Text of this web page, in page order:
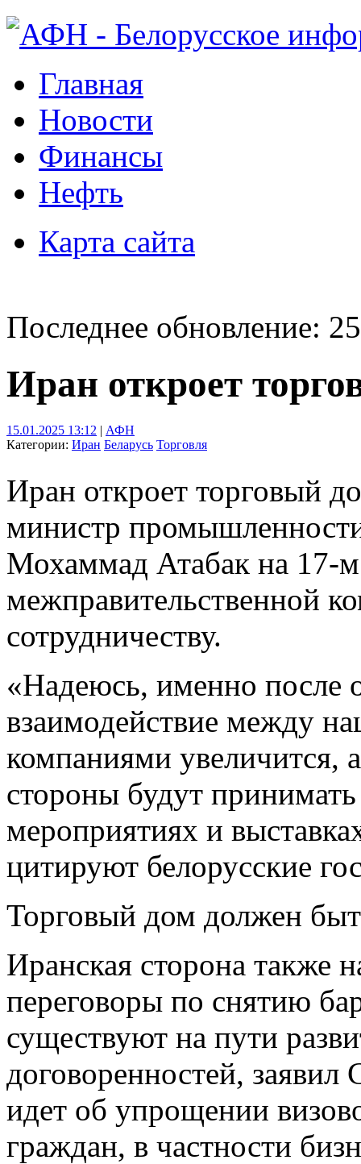
Главная
Новости
Финансы
Нефть
Карта сайта
Последнее обновление:
Иран откроет
15.01.2025 13:12 | АФН
Категории: Иран Беларусь Торговля
Иран откроет торговый
министр
Мохаммад Атабак на 17-м
межправительственной
сотрудничеству.
«Надеюсь, именно после
взаимодействие между
компаниями увеличится,
стороны будут
мероприятиях и
цитируют белорусские
Торговый дом должен
Иранская сторона также
переговоры по снятию
существуют на пути
договоренностей,
идет об упрощении
граждан, в частности